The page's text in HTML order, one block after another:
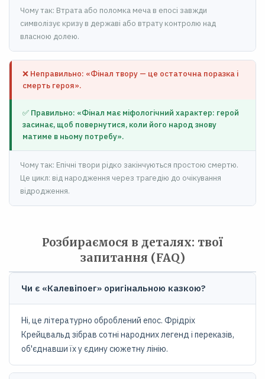
Чому так: Втрата або поломка меча в епосі завжди
символізує кризу в державі або втрату контролю над
власною долею.
❌ Неправильно: «Фінал твору — це остаточна поразка і
смерть героя».
✅ Правильно: «Фінал має міфологічний характер: герой
засинає, щоб повернутися, коли його народ знову
матиме в ньому потребу».
Чому так: Епічні твори рідко закінчуються простою смертю.
Це цикл: від народження через трагедію до очікування
відродження.
Розбираємося в деталях: твої
запитання (FAQ)
Чи є «Калевіпоег» оригінальною казкою?
Ні, це літературно оброблений епос. Фрідріх
Крейцвальд зібрав сотні народних легенд і переказів,
об'єднавши їх у єдину сюжетну лінію.